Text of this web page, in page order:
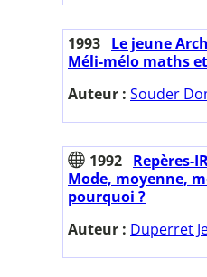
1993 Le jeune
Méli-mélo maths
Auteur : Souder
1992 Repères-
Mode, moyenne,
pourquoi ?
Auteur : Duperret